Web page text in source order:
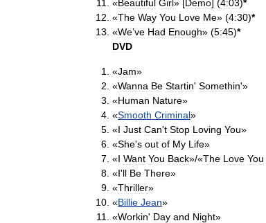
«Beautiful Girl» [ Demo ] (4:03)*
«The Way You Love Me» (4:30)*
«We’ve Had Enough» (5:45)*
DVD
«Jam»
«Wanna Be Startin' Somethin'»
«Human Nature»
«Smooth Criminal»
«I Just Can't Stop Loving You»
«She's out of My Life»
«I Want You Back»/«The Love You
«I'll Be There»
«Thriller»
«Billie Jean»
«Workin' Day and Night»